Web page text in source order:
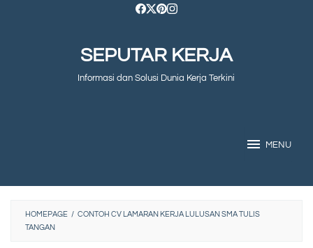
SEPUTAR KERJA
Informasi dan Solusi Dunia Kerja Terkini
MENU
HOMEPAGE / CONTOH CV LAMARAN KERJA LULUSAN SMA TULIS
TANGAN